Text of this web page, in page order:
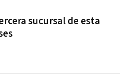
sucursal de esta